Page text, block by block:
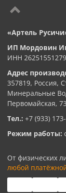
«Артель
ИП Мордовин
ИНН
Адрес
357819, Россия,
Минеральные
Первомайская, 73
Тел.: +7 (933)
Режим работы:
От физических
любой